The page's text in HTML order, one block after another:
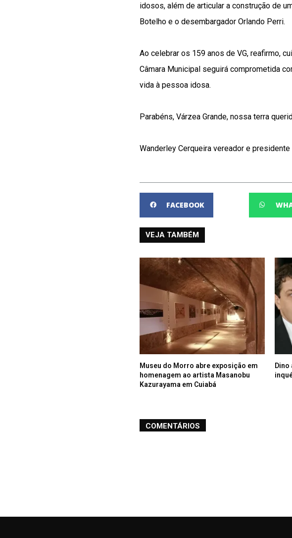
idosos, além de articular a construção de
Botelho e o desembargador Orlando Perri.
Ao celebrar os 159 anos de VG, reafirmo,
Câmara Municipal seguirá comprometida
vida à pessoa idosa.
Parabéns, Várzea Grande, nossa terra
Wanderley Cerqueira vereador e
FACEBOOK
VEJA TAMBÉM
Museu do Morro abre exposição em
homenagem ao artista Masanobu
Kazurayama em Cuiabá
COMENTÁRIOS